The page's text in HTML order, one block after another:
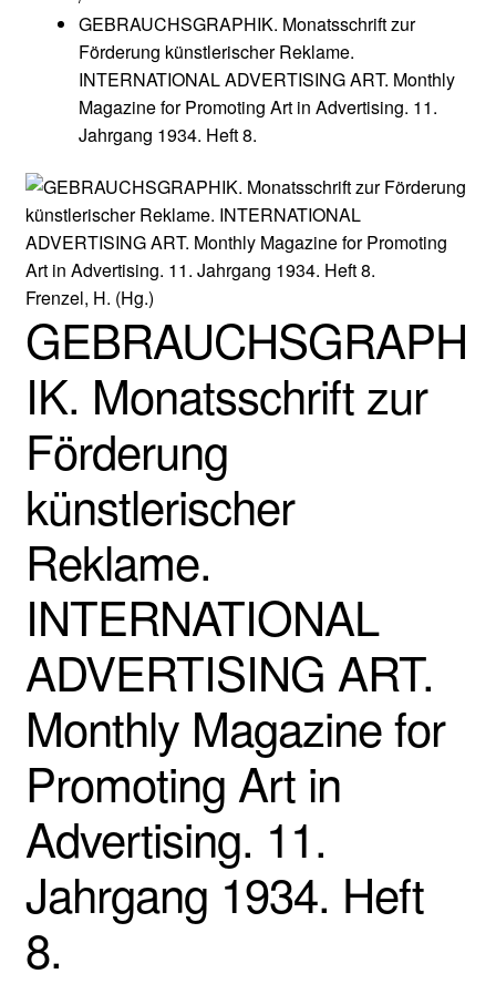
GEBRAUCHSGRAPHIK. Monatsschrift zur
Förderung künstlerischer Reklame.
INTERNATIONAL ADVERTISING ART. Monthly
Magazine for Promoting Art in Advertising. 11.
Jahrgang 1934. Heft 8.
Frenzel, H. (Hg.)
GEBRAUCHSGRAPH
IK. Monatsschrift zur
Förderung
künstlerischer
Reklame.
INTERNATIONAL
ADVERTISING ART.
Monthly Magazine for
Promoting Art in
Advertising. 11.
Jahrgang 1934. Heft
8.